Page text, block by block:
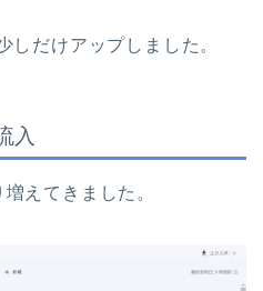
しだけアップしました。
入
えてきました。